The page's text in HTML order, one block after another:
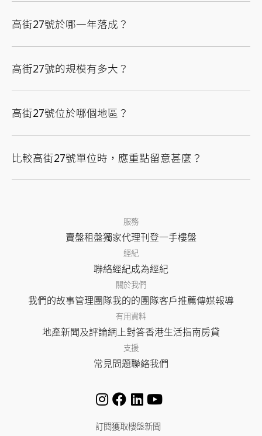
高街27號於哪一年落成？
高街27號的規模有多大？
高街27號位於哪個地區？
比較高街27號單位時，應重點留意甚麼？
服務
賣盤租盤獨家代理刊登一手樓盤
經紀
聯絡經紀成為經紀
關於我們
我們的故事管理團隊我的的團隊客戶推薦傳媒報導
有用資料
地產新聞及評論網上對答香港生活指南房貸
支援
常見問題聯絡我們
訂閱獲取樓盤新聞